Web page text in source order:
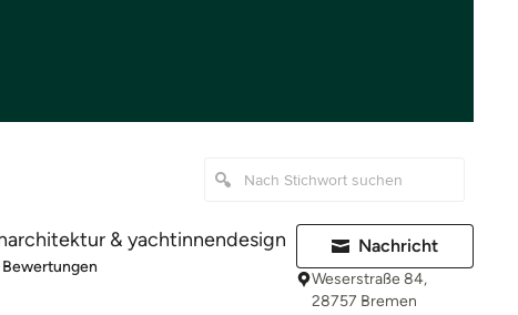
& yachtinnendesign
5 von 5 Sternen
Bewertungen
Nachricht
Weserstraße 84,
28757 Bremen